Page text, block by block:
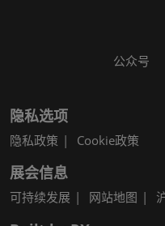
公
隐私选项
隐私政策 Cookie政策
展会信息
可持续发展 网站地图